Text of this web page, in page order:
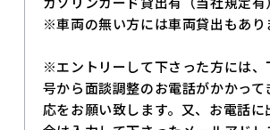
※車両の無い方には車両貸出もあり
※エントリーして下さった方には、
号から面談調整のお電話がかかって
応をお願い致します。又、お電話に